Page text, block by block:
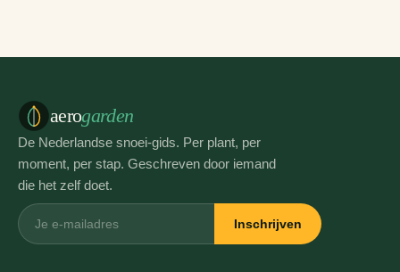
aerogarden
De Nederlandse snoei-gids. Per plant, per
moment, per stap. Geschreven door iemand
die het zelf doet.
Inschrijven